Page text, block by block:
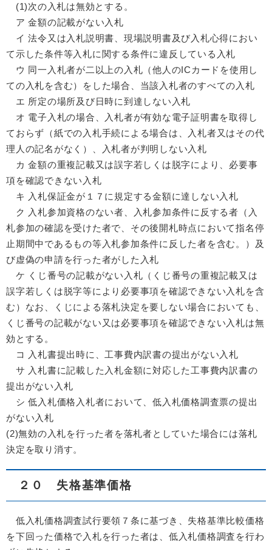
(1)次の入札は無効とする。
ア 金額の記載がない入札
イ 法令又は入札説明書、現場説明書及び入札心得におい
て示した条件等入札に関する条件に違反している入札
ウ 同一入札者が二以上の入札（他人のICカードを使用し
ての入札を含む）をした場合、当該入札者のすべての入札
エ 所定の場所及び日時に到達しない入札
オ 電子入札の場合、入札者が有効な電子証明書を取得し
ておらず（紙での入札手続による場合は、入札者又はその代
理人の記名がなく）、入札者が判明しない入札
カ 金額の重複記載又は誤字若しくは脱字により、必要事
項を確認できない入札
キ 入札保証金が１７に規定する金額に達しない入札
ク 入札参加資格のない者、入札参加条件に反する者（入
札参加の確認を受けた者で、その後開札時点において指名停
止期間中であるもの等入札参加条件に反した者を含む。）及
び虚偽の申請を行った者がした入札
ケ くじ番号の記載がない入札（くじ番号の重複記載又は
誤字若しくは脱字等により必要事項を確認できない入札を含
む）なお、くじによる落札決定を要しない場合においても、
くじ番号の記載がない又は必要事項を確認できない入札は無
効とする。
コ 入札書提出時に、工事費内訳書の提出がない入札
サ 入札書に記載した入札金額に対応した工事費内訳書の
提出がない入札
シ 低入札価格入札者において、低入札価格調査票の提出
がない入札
(2)無効の入札を行った者を落札者としていた場合には落札
決定を取り消す。
２０ 失格基準価格
低入札価格調査試行要領７条に基づき、失格基準比較価格
を下回った価格で入札を行った者は、低入札価格調査を行わ